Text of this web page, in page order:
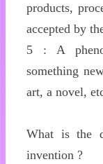
products,
accepted by
5 : A
something
art, a novel,
What is the
invention ?